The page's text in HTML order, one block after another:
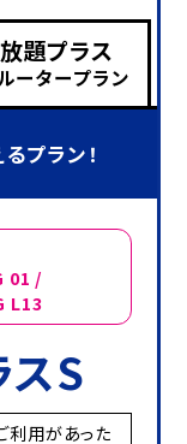
題プラス
ータープラン
プラン！
01 /
L13
スS
利用があった